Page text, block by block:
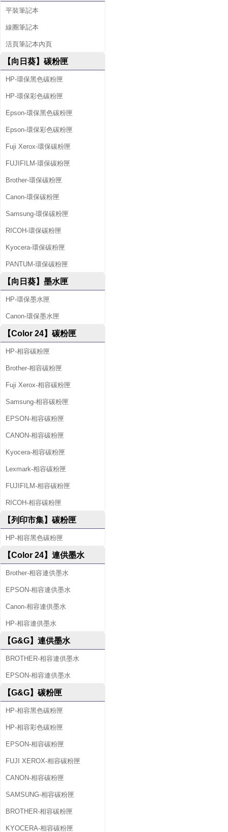
平裝筆記本
線圈筆記本
活頁筆記本內頁
【向日葵】碳粉匣
HP-環保黑色碳粉匣
HP-環保彩色碳粉匣
Epson-環保黑色碳粉匣
Epson-環保彩色碳粉匣
Fuji Xerox-環保碳粉匣
FUJIFILM-環保碳粉匣
Brother-環保碳粉匣
Canon-環保碳粉匣
Samsung-環保碳粉匣
RICOH-環保碳粉匣
Kyocera-環保碳粉匣
PANTUM-環保碳粉匣
【向日葵】墨水匣
HP-環保墨水匣
Canon-環保墨水匣
【Color 24】碳粉匣
HP-相容碳粉匣
Brother-相容碳粉匣
Fuji Xerox-相容碳粉匣
Samsung-相容碳粉匣
EPSON-相容碳粉匣
CANON-相容碳粉匣
Kyocera-相容碳粉匣
Lexmark-相容碳粉匣
FUJIFILM-相容碳粉匣
RICOH-相容碳粉匣
【列印市集】碳粉匣
HP-相容黑色碳粉匣
【Color 24】連供墨水
Brother-相容連供墨水
EPSON-相容連供墨水
Canon-相容連供墨水
HP-相容連供墨水
【G&G】連供墨水
BROTHER-相容連供墨水
EPSON-相容連供墨水
【G&G】碳粉匣
HP-相容黑色碳粉匣
HP-相容彩色碳粉匣
EPSON-相容碳粉匣
FUJI XEROX-相容碳粉匣
CANON-相容碳粉匣
SAMSUNG-相容碳粉匣
BROTHER-相容碳粉匣
KYOCERA-相容碳粉匣